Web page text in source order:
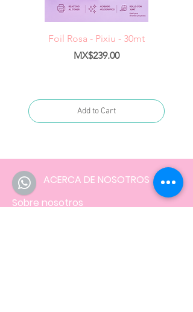
Foil Rosa - Pixiu - 30mt
Price
MX$239.00
Add to Cart
ACERCA DE NOSOTROS
Sobre nosotros